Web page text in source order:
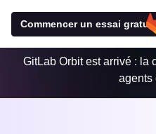
Commencer un essai gratuit
GitLab Orbit est arrivé : la
agents